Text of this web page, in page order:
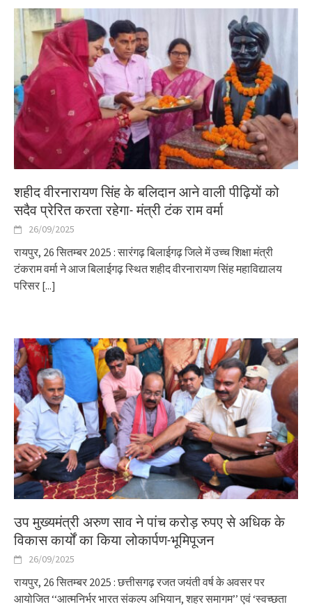
शहीद वीरनारायण सिंह के बलिदान आने वाली पीढ़ियों को
सदैव प्रेरित करता रहेगा- मंत्री टंक राम वर्मा
26/09/2025
रायपुर, 26 सितम्बर 2025 : सारंगढ़ बिलाईगढ़ जिले में उच्च शिक्षा मंत्री
टंकराम वर्मा ने आज बिलाईगढ़ स्थित शहीद वीरनारायण सिंह महाविद्यालय
परिसर [...]
उप मुख्यमंत्री अरुण साव ने पांच करोड़ रुपए से अधिक के
विकास कार्यों का किया लोकार्पण-भूमिपूजन
26/09/2025
रायपुर, 26 सितम्बर 2025 : छत्तीसगढ़ रजत जयंती वर्ष के अवसर पर
आयोजित ‘‘आत्मनिर्भर भारत संकल्प अभियान, शहर समागम’’ एवं ‘स्वच्छता